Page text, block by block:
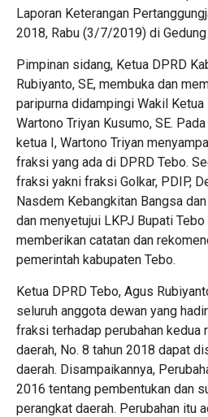
Laporan Keterangan
2018, Rabu (3/7/2019) di Gedung
Pimpinan sidang, Ketua DPRD
Rubiyanto, SE, membuka dan
paripurna didampingi Wakil
Wartono Triyan Kusumo, SE.
ketua I, Wartono Triyan
fraksi yang ada di DPRD Tebo.
fraksi yakni fraksi Golkar, PDIP,
Nasdem Kebangkitan Bangsa
dan menyetujui LKPJ Bupati Tebo
memberikan catatan dan
pemerintah kabupaten Tebo.
Ketua DPRD Tebo, Agus
seluruh anggota dewan yang
fraksi terhadap perubahan kedua
daerah, No. 8 tahun 2018 dapat
daerah. Disampaikannya,
2016 tentang pembentukan dan
perangkat daerah. Perubahan itu